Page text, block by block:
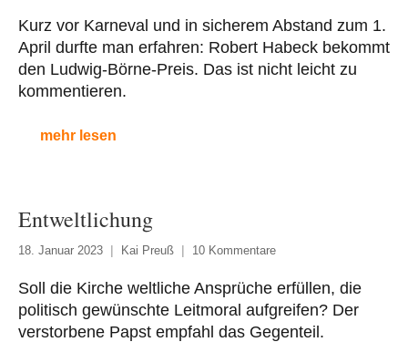
Kurz vor Karneval und in sicherem Abstand zum 1.
April durfte man erfahren: Robert Habeck bekommt
den Ludwig-Börne-Preis. Das ist nicht leicht zu
kommentieren.
mehr lesen
Entweltlichung
18. Januar 2023 Kai Preuß 10 Kommentare
Soll die Kirche weltliche Ansprüche erfüllen, die
politisch gewünschte Leitmoral aufgreifen? Der
verstorbene Papst empfahl das Gegenteil.